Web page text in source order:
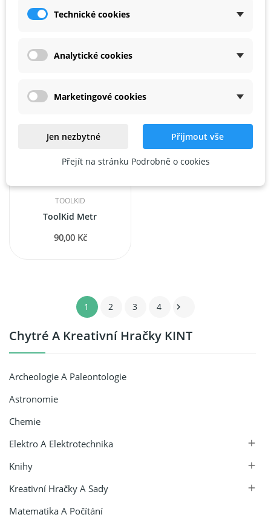
Chytré A Kreativní Hračky KINT
Archeologie A Paleontologie
Astronomie
Chemie
Elektro A Elektrotechnika

Knihy 
Kreativní Hračky A Sady 
Matematika A Počítání
ToolKid Tesařská tužka (4 ks) s ořezávátkem
TOOLKID
ToolKid Metr
90,00 Kč
1 2 3 4 
Technické cookies
Analytické cookies
Marketingové cookies
Jen nezbytné Přijmout vše
Přejít na stránku Podrobně o cookies